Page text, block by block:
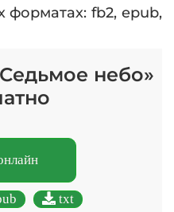
форматах: fb2, epub,
небо»
txt